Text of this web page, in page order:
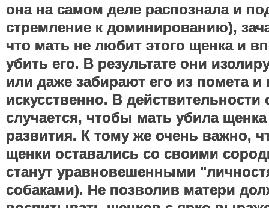
она на самом деле распознала и
стремление к доминированию),
что мать не любит этого щенка и
убить его. В результате они
или даже забирают его из помета
искусственно. В действительности
случается, чтобы мать убила
развития. К тому же очень важно,
щенки оставались со своими
станут уравновешенными
собаками). Не позволив матери